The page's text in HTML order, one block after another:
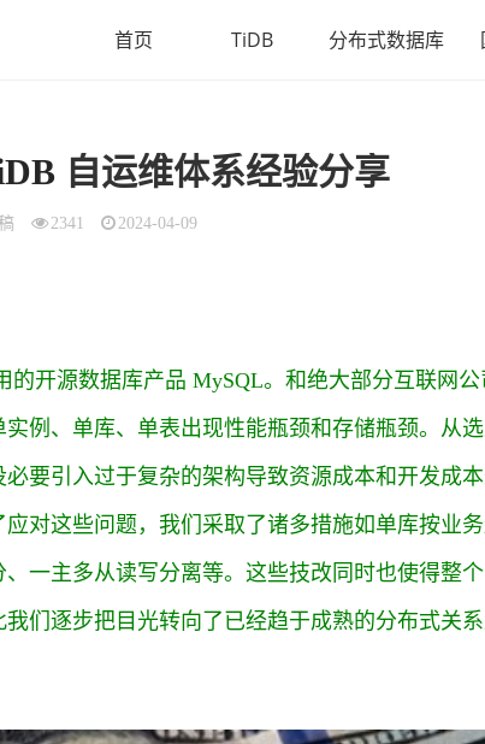
首页 TiDB 分布式数据库
自运维体系经验分享
2341 2024-04-09
开源数据库产品 MySQL。和绝大部分互联网公
例、单库、单表出现性能瓶颈和存储瓶颈。从
要引入过于复杂的架构导致资源成本和开发成本
对这些问题，我们采取了诸多措施如单库按业
一主多从读写分离等。这些技改同时也使得整
们逐步把目光转向了已经趋于成熟的分布式关